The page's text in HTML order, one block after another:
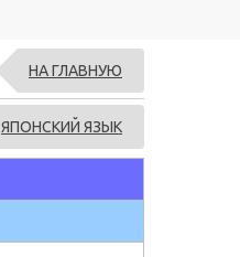
НА ГЛАВНУЮ
ЯПОНСКИЙ ЯЗЫК